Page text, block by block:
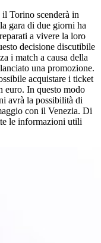
Torino scenderà in
gara di due giorni ha
a vivere la loro
decisione discutibile
i match a causa della
una promozione.
acquistare i ticket
euro. In questo modo
avrà la possibilità di
con il Venezia. Di
le informazioni utili